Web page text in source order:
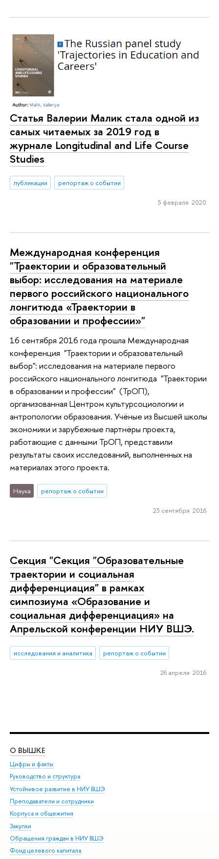
Статья Валерии Малик стала одной из
самых читаемых за 2019 год в
журнале Longitudinal and Life Course
Studies
публикации репортаж о событии
5 февраля 2020
Международная конференция
"Траектории и образовательный
выбор: исследования на материале
первого российского национального
лонгитюда «Траектории в
образовании и профессии»"
16 сентября 2016 года прошла Международная
конференция "Траектории и образовательный
выбор": исследования на материале первого
российского национального лонгитюда "Траектории
в образовании и профессии" (ТрОП),
организованная Центром культурсоциологии и
антропологии образования. Учёные из Высшей школы
экономики и зарубежные партнёры проекта,
работающие с данными ТрОП, представили
результаты своих исследований, выполненных на
материалах этого проекта.
Наука репортаж о событии
23 сентября 2016
Секция "Секция "Образовательные
траектории и социальная
дифференциация" в рамках
симпозиума «Образование и
социальная дифференциация» на
Апрельской конференции НИУ ВШЭ.
исследования и аналитика репортаж о событии
26 апреля 2016
О ВЫШКЕ
Цифры и факты
Руководство и структура
Устойчивое развитие в НИУ ВШЭ
Преподаватели и сотрудники
Корпуса и общежития
Закупки
Обращения граждан в НИУ ВШЭ
Фонд целевого капитала